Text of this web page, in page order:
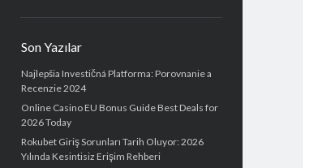
Son Yazılar
Najlepšia Investičná Platforma: Porovnanie a
Recenzie 2024
Online Casino EU Bonus Guide Best Deals for
2026 Today
Rokubet Giriş Sorunları Tarih Oluyor: 2026
Yılında Kesintisiz Erişim Rehberi